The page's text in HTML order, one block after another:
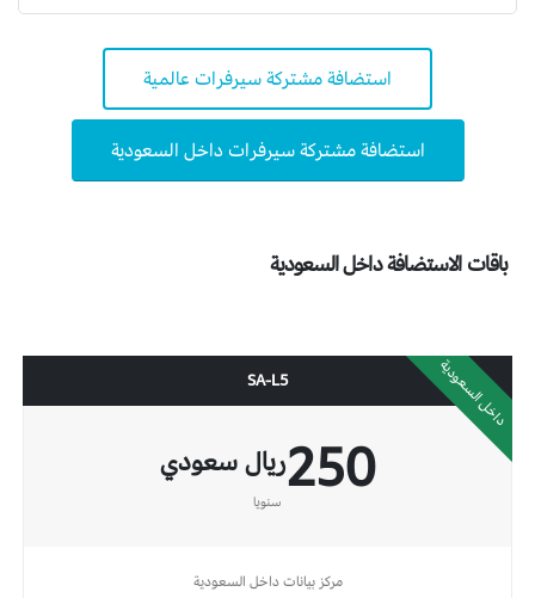
استضافة مشتركة سيرفرات عالمية
استضافة مشتركة سيرفرات داخل السعودية
باقات الاستضافة داخل السعودية
داخل السعودية SA-L5
250ريال سعودي
سنويا
مركز بيانات داخل السعودية